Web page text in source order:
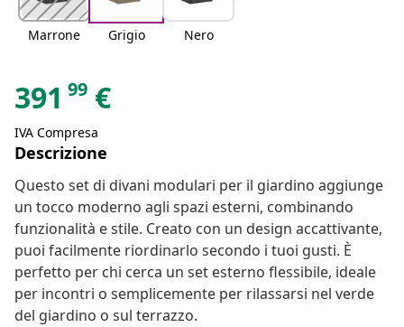
Marrone Grigio Nero
391 99 €
IVA Compresa
Descrizione
Questo set di divani modulari per il giardino aggiunge
un tocco moderno agli spazi esterni, combinando
funzionalità e stile. Creato con un design accattivante,
puoi facilmente riordinarlo secondo i tuoi gusti. È
perfetto per chi cerca un set esterno flessibile, ideale
per incontri o semplicemente per rilassarsi nel verde
del giardino o sul terrazzo.